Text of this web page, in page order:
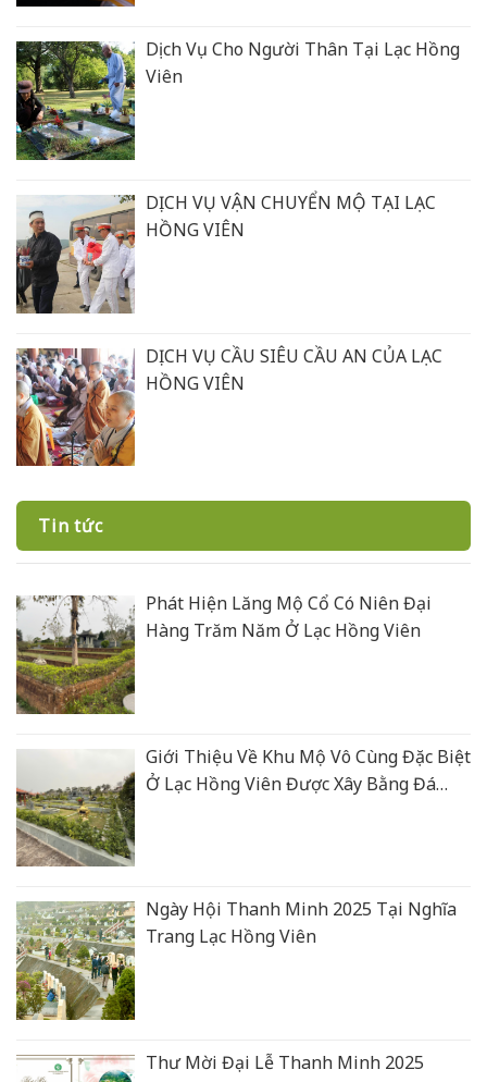
Dịch Vụ Cho Người Thân Tại Lạc Hồng
Viên
DỊCH VỤ VẬN CHUYỂN MỘ TẠI LẠC
HỒNG VIÊN
DỊCH VỤ CẦU SIÊU CẦU AN CỦA LẠC
HỒNG VIÊN
Tin tức
Phát Hiện Lăng Mộ Cổ Có Niên Đại
Hàng Trăm Năm Ở Lạc Hồng Viên
Giới Thiệu Về Khu Mộ Vô Cùng Đặc Biệt
Ở Lạc Hồng Viên Được Xây Bằng Đá
Ngày Hội Thanh Minh 2025 Tại Nghĩa
Trang Lạc Hồng Viên
Thư Mời Đại Lễ Thanh Minh 2025